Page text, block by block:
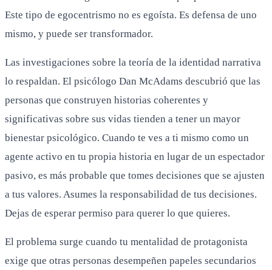
Este tipo de egocentrismo no es egoísta. Es defensa de uno
mismo, y puede ser transformador.
Las investigaciones sobre la teoría de la identidad narrativa
lo respaldan. El psicólogo Dan McAdams descubrió que las
personas que construyen historias coherentes y
significativas sobre sus vidas tienden a tener un mayor
bienestar psicológico. Cuando te ves a ti mismo como un
agente activo en tu propia historia en lugar de un espectador
pasivo, es más probable que tomes decisiones que se ajusten
a tus valores. Asumes la responsabilidad de tus decisiones.
Dejas de esperar permiso para querer lo que quieres.
El problema surge cuando tu mentalidad de protagonista
exige que otras personas desempeñen papeles secundarios